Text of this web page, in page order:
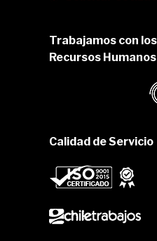
Trabajamos con
Recursos Humanos
Calidad de Servicio